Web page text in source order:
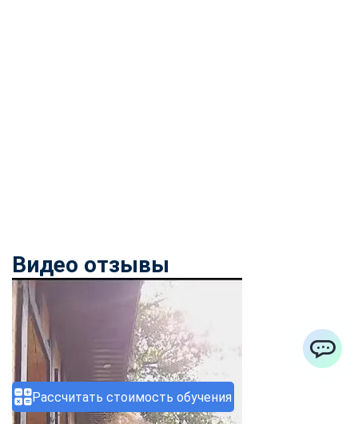
Рассчитать стоимость обучения
Видео отзывы
ChatApp